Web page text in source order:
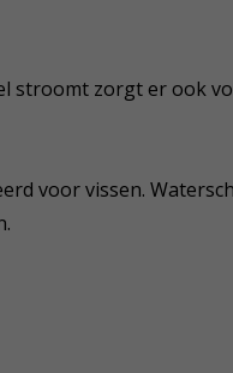
stroomt zorgt er ook
voor vissen.